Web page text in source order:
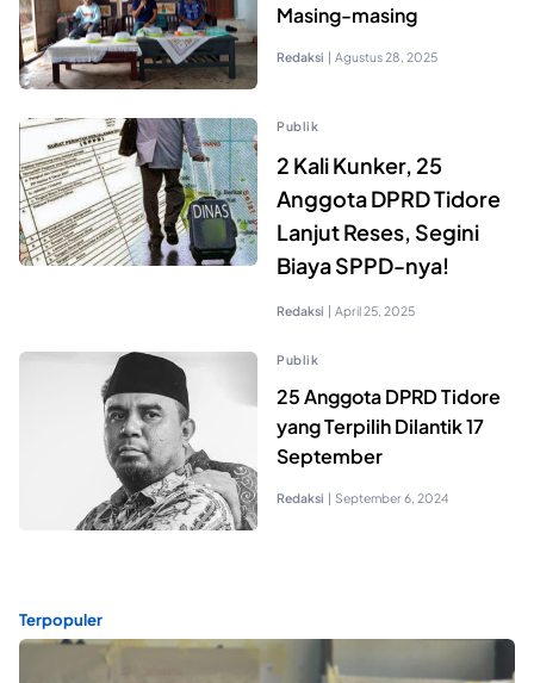
Masing-masing
Redaksi | Agustus 28, 2025
Publik
2 Kali Kunker, 25
Anggota DPRD Tidore
Lanjut Reses, Segini
Biaya SPPD-nya!
Redaksi | April 25, 2025
Publik
25 Anggota DPRD Tidore
yang Terpilih Dilantik 17
September
Redaksi | September 6, 2024
Terpopuler